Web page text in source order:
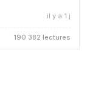
il y a 1 j
190 382 lectures